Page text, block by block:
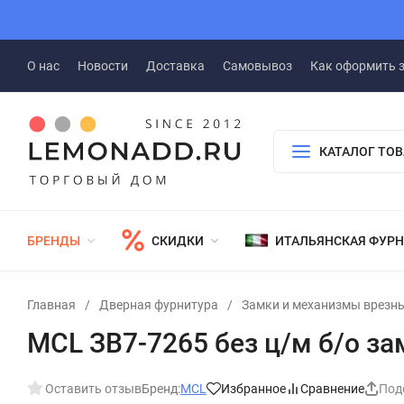
О нас Новости Доставка Самовывоз Как оформить
КАТАЛОГ
БРЕНДЫ СКИДКИ ИТАЛЬЯНСКАЯ
Главная / Дверная фурнитура / Замки и механизмы
MCL ЗВ7-7265 без ц/м б/о
Оставить отзывБренд:MCL Избранное Сравнение